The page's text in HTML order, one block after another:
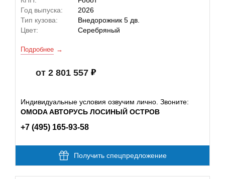
Год выпуска:
2026
Тип кузова:
Внедорожник 5 дв.
Цвет:
Серебряный
Подробнее
от 2 801 557
Индивидуальные условия озвучим лично. Звоните:
OMODA АВТОРУСЬ ЛОСИНЫЙ ОСТРОВ
+7 (495) 165-93-58
Получить спецпредложение